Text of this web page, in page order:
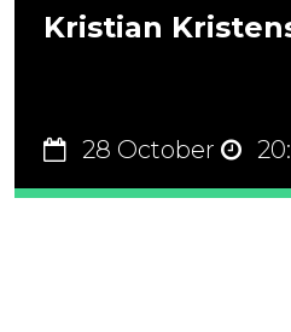
Kristian
28 October